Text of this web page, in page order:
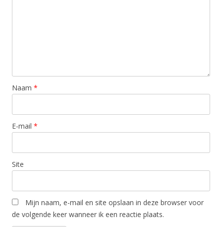
Naam *
E-mail *
Site
Mijn naam, e-mail en site opslaan in deze browser voor
de volgende keer wanneer ik een reactie plaats.